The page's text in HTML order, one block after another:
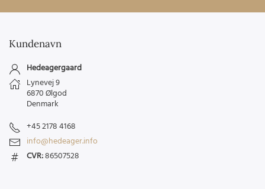
Kundenavn
Hedeagergaard
Lynevej 9
6870 Ølgod
Denmark
+45 2178 4168
info@hedeager.info
CVR:86507528